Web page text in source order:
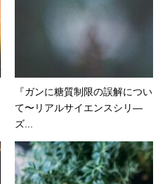
『ガンに糖質制限の誤解につい
て〜リアルサイエンスシリ―
ズ...